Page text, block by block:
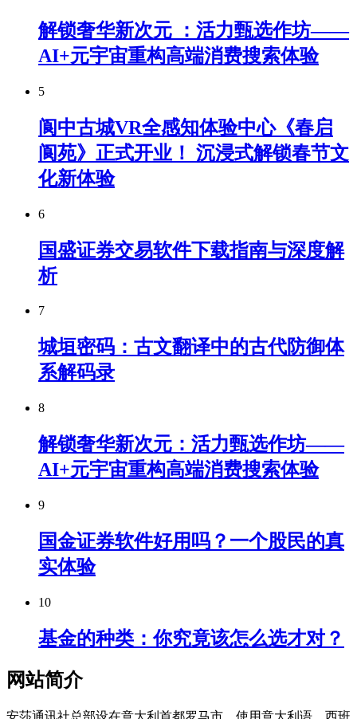
解锁奢华新次元 ：活力甄选作坊——
AI+元宇宙重构高端消费搜索体验
5
阆中古城VR全感知体验中心《春启
阆苑》正式开业！ 沉浸式解锁春节文
化新体验
6
国盛证券交易软件下载指南与深度解
析
7
城垣密码：古文翻译中的古代防御体
系解码录
8
解锁奢华新次元：活力甄选作坊——
AI+元宇宙重构高端消费搜索体验
9
国金证券软件好用吗？一个股民的真
实体验
10
基金的种类：你究竟该怎么选才对？
网站简介
安莎通讯社总部设在意大利首都罗马市，使用意大利语、西班